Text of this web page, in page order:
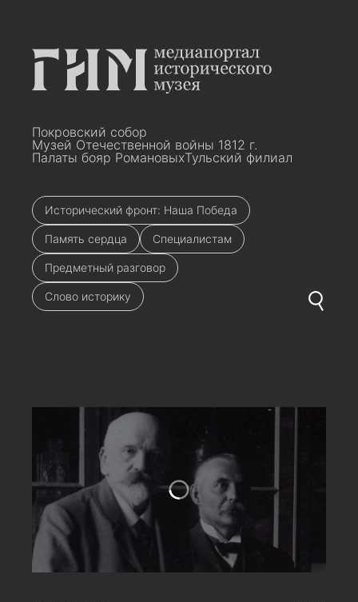
Покровский собор
Музей Отечественной войны 1812 г.
Палаты бояр РомановыхТульский филиал
Исторический фронт: Наша Победа
Память сердца Специалистам
Предметный разговор
Слово историку